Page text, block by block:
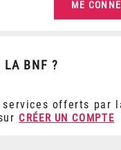
LA BNF ?
offerts par
CRÉER UN COMPTE